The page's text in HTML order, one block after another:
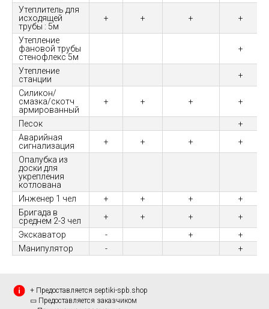
Утеплитель для
исходящей
трубы : 5м
+ + + +
Утепление
фановой трубы
стенофлекс 5м
+
Утепление
станции
+
Силикон/
смазка/скотч
армированный
+ + + +
Песок
+
Аварийная
сигнализация
+ + +
+
Опалубка из
доски для
укрепления
котлована
Инженер 1 чел
+ + +
+
Бригада в
среднем 2-3 чел
+ + +
+
Экскаватор
- +
+
Манипулятор
- +
+ Предоставляется septiki-spb.shop
▭ Предоставляется заказчиком